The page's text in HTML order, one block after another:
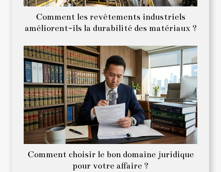
Comment les revêtements industriels
améliorent-ils la durabilité des matériaux ?
Comment choisir le bon domaine juridique
pour votre affaire ?